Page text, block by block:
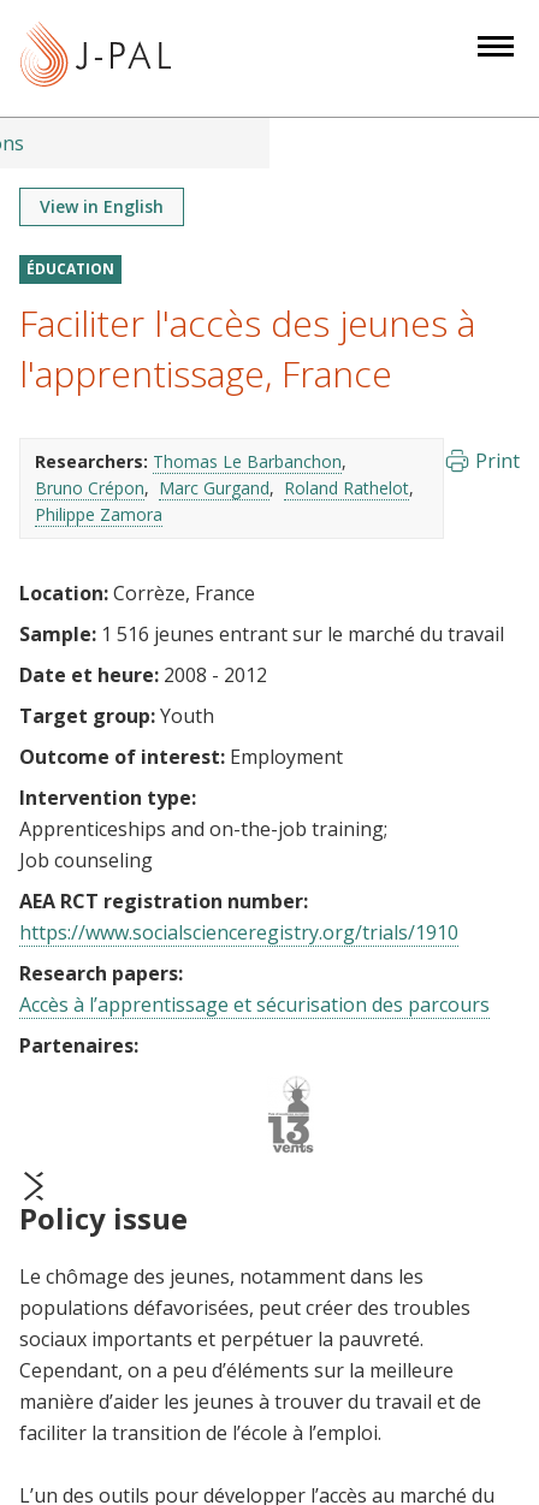
t
View in English
ÉDUCATION
Faciliter l'accès des jeunes à
l'apprentissage, France
Researchers: Thomas Le Barbanchon
Bruno Crépon
Marc Gurgand
Roland Rathelot
Philippe Zamora
Print
Location:Corrèze, France
Sample: 1 516 jeunes entrant sur le marché du travail
Date et heure: 2008 - 2012
Target group:Youth
Outcome of interest: Employment
Intervention type:
Apprenticeships and on-the-job training
Job counseling
AEA RCT registration number:
https://www.socialscienceregistry.org/trials/1910
Research papers:
Accès à l’apprentissage et sécurisation des parcours
Partenaires:
prev
next
Policy issue
Le chômage des jeunes, notamment dans les
populations défavorisées, peut créer des troubles
sociaux importants et perpétuer la pauvreté.
Cependant, on a peu d’éléments sur la meilleure
manière d’aider les jeunes à trouver du travail et de
faciliter la transition de l’école à l’emploi.
L’un des outils pour développer l’accès au marché du